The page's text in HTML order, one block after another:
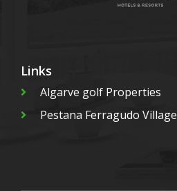
Links
Algarve golf Properties
Pestana Ferragudo Village